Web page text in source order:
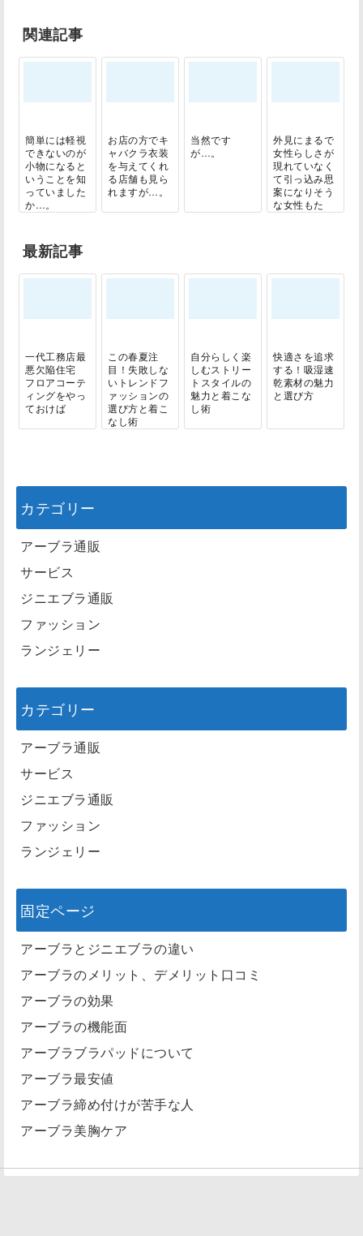
関連記事
簡単には軽視
できないのが
小物になると
いうことを知
っていました
か…。
お店の方でキ
ャバクラ衣装
を与えてくれ
る店舗も見ら
れますが…。
当然です
が…。
外見にまるで
女性らしさが
現れていなく
て引っ込み思
案になりそう
な女性もた
最新記事
一代工務店最
悪欠陥住宅
フロアコーテ
ィングをやっ
ておけば
この春夏注
目！失敗しな
いトレンドフ
ァッションの
選び方と着こ
なし術
自分らしく楽
しむストリー
トスタイルの
魅力と着こな
し術
快適さを追求
する！吸湿速
乾素材の魅力
と選び方
カテゴリー
アーブラ通販
サービス
ジニエブラ通販
ファッション
ランジェリー
カテゴリー
アーブラ通販
サービス
ジニエブラ通販
ファッション
ランジェリー
固定ページ
アーブラとジニエブラの違い
アーブラのメリット、デメリット口コミ
アーブラの効果
アーブラの機能面
アーブラブラパッドについて
アーブラ最安値
アーブラ締め付けが苦手な人
アーブラ美胸ケア